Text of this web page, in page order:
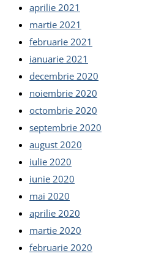
aprilie 2021
martie 2021
februarie 2021
ianuarie 2021
decembrie 2020
noiembrie 2020
octombrie 2020
septembrie 2020
august 2020
iulie 2020
iunie 2020
mai 2020
aprilie 2020
martie 2020
februarie 2020